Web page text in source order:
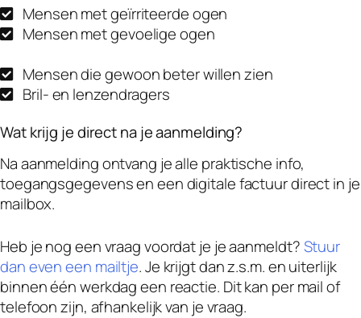
Mensen met geïrriteerde ogen
Mensen met gevoelige ogen
Mensen die gewoon beter willen zien
Bril- en lenzendragers
Wat krijg je direct na je aanmelding?
Na aanmelding ontvang je alle praktische info,
toegangsgegevens en een digitale factuur direct in je
mailbox.
Heb je nog een vraag voordat je je aanmeldt?Stuur
dan even een mailtje. Je krijgt dan z.s.m. en uiterlijk
binnen één werkdag een reactie. Dit kan per mail of
telefoon zijn, afhankelijk van je vraag.